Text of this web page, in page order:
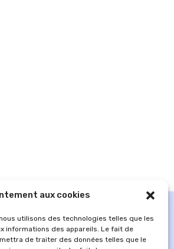
aux cookies
utilisons des technologies telles que les
informations des appareils. Le fait de
de traiter des données telles que le